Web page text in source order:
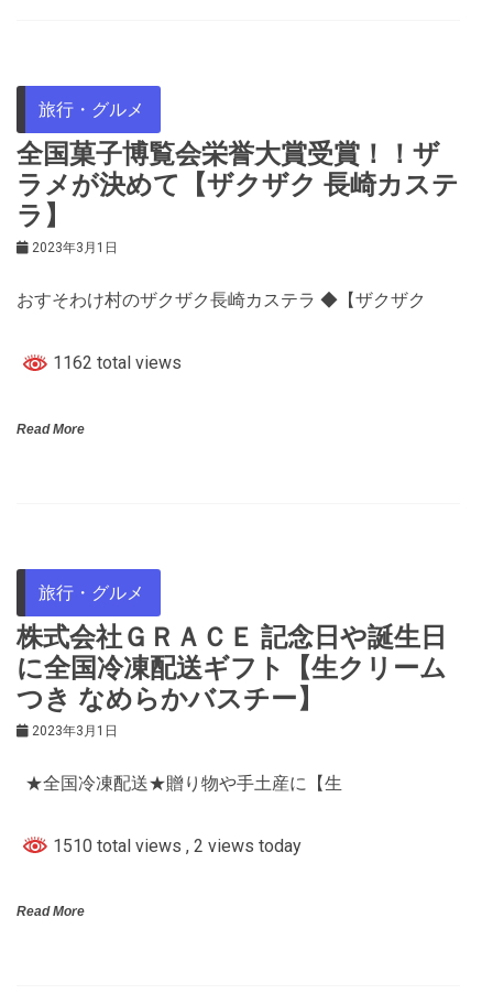
旅行・グルメ
全国菓子博覧会栄誉大賞受賞！！ザ
ラメが決めて【ザクザク 長崎カステ
ラ】
2023年3月1日
おすそわけ村のザクザク長崎カステラ ◆【ザクザク
1162 total views
Read More
旅行・グルメ
株式会社ＧＲＡＣＥ 記念日や誕生日
に全国冷凍配送ギフト【生クリーム
つき なめらかバスチー】
2023年3月1日
★全国冷凍配送★贈り物や手土産に【生
1510 total views , 2 views today
Read More